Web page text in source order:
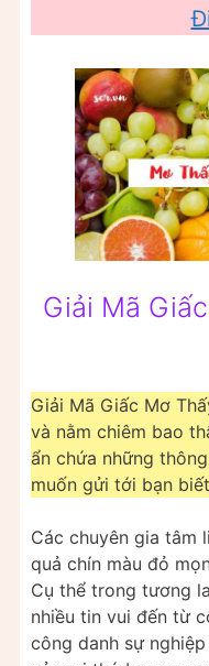
Giải Mã
Giải Mã Giấc Mơ
và nằm chiêm bao
ẩn chứa những
muốn gửi tới bạn
Các chuyên gia tâm
quả chín màu đỏ
Cụ thể trong tương
nhiều tin vui đến từ
công danh sự